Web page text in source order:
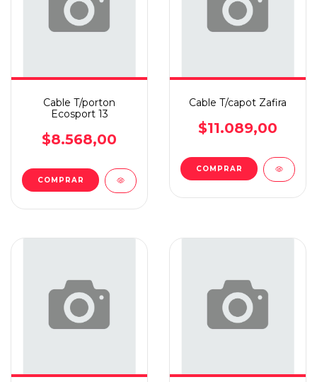
Cable T/porton
Ecosport 13
$8.568,00
COMPRAR
Cable T/capot Zafira
$11.089,00
COMPRAR